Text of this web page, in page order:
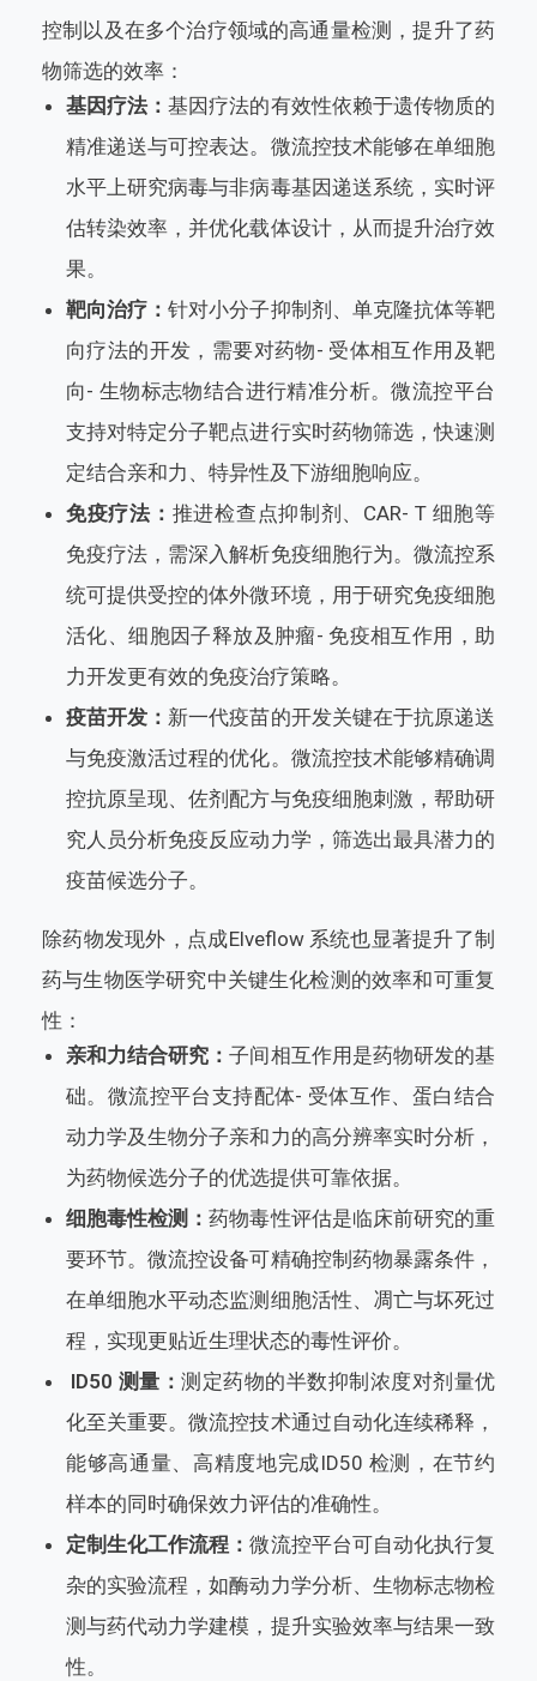
控制以及在多个治疗领域的高通量检测，提升了药
物筛选的效率：
基因疗法：基因疗法的有效性依赖于遗传物质的
精准递送与可控表达。微流控技术能够在单细胞
水平上研究病毒与非病毒基因递送系统，实时评
估转染效率，并优化载体设计，从而提升治疗效
果。
靶向治疗：针对小分子抑制剂、单克隆抗体等靶
向疗法的开发，需要对药物- 受体相互作用及靶
向- 生物标志物结合进行精准分析。微流控平台
支持对特定分子靶点进行实时药物筛选，快速测
定结合亲和力、特异性及下游细胞响应。
免疫疗法： 推进检查点抑制剂、CAR- T 细胞等
免疫疗法，需深入解析免疫细胞行为。微流控系
统可提供受控的体外微环境，用于研究免疫细胞
活化、细胞因子释放及肿瘤- 免疫相互作用，助
力开发更有效的免疫治疗策略。
疫苗开发： 新一代疫苗的开发关键在于抗原递送
与免疫激活过程的优化。微流控技术能够精确调
控抗原呈现、佐剂配方与免疫细胞刺激，帮助研
究人员分析免疫反应动力学，筛选出最具潜力的
疫苗候选分子。
除药物发现外，点成Elveflow 系统也显著提升了制
药与生物医学研究中关键生化检测的效率和可重复
性：
亲和力结合研究：子间相互作用是药物研发的基
础。微流控平台支持配体- 受体互作、蛋白结合
动力学及生物分子亲和力的高分辨率实时分析，
为药物候选分子的优选提供可靠依据。
细胞毒性检测：药物毒性评估是临床前研究的重
要环节。微流控设备可精确控制药物暴露条件，
在单细胞水平动态监测细胞活性、凋亡与坏死过
程，实现更贴近生理状态的毒性评价。
ID50 测量：测定药物的半数抑制浓度对剂量优
化至关重要。微流控技术通过自动化连续稀释，
能够高通量、高精度地完成ID50 检测，在节约
样本的同时确保效力评估的准确性。
定制生化工作流程：微流控平台可自动化执行复
杂的实验流程，如酶动力学分析、生物标志物检
测与药代动力学建模，提升实验效率与结果一致
性。